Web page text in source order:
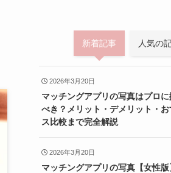
新着記事 人気の
2026年3月20日
マッチングアプリの写真はプロに
べき？メリット・デメリット・
ス比較まで完全解説
2026年3月20日
マッチングアプリの写真【女性